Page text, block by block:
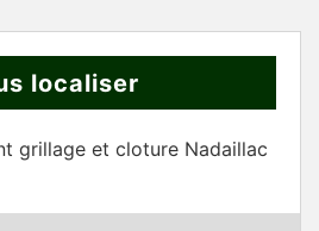
localiser
grillage et cloture Nadaillac